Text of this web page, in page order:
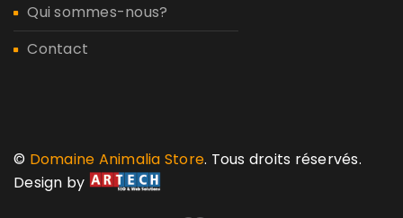
Qui sommes-nous?
Contact
© Domaine Animalia Store. Tous droits réservés.
Design by